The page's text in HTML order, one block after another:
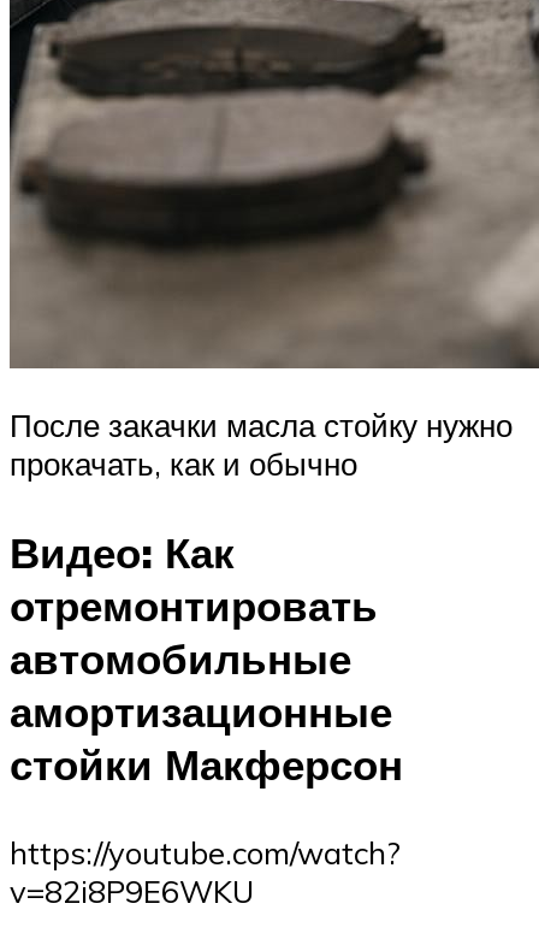
После закачки масла стойку нужно
прокачать, как и обычно
Видео: Как
отремонтировать
автомобильные
амортизационные
стойки Макферсон
https://youtube.com/watch?
v=82i8P9E6WKU